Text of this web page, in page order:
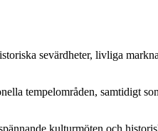
sevärdheter, livliga
tempelområden, samtidigt